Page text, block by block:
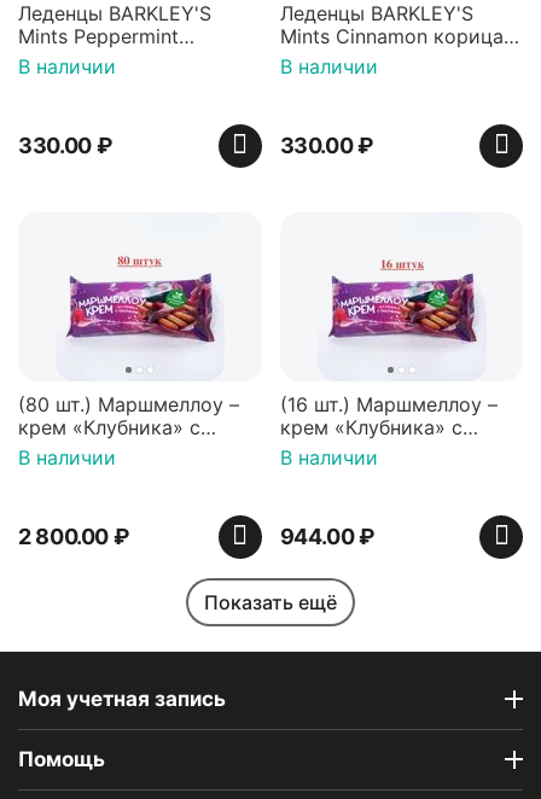
Леденцы BARKLEY'S
Mints Peppermint
перечная мята 50г,
Нидерланды
В наличии
330.00₽
Леденцы BARKLEY'S
Mints Cinnamon корица
50г, Нидерланды
В наличии
330.00₽
(80 шт.) Маршмеллоу –
крем «Клубника» с
палочками (ТМ
«Зефирный Лео»)
В наличии
2 800.00₽
(16 шт.) Маршмеллоу –
крем «Клубника» с
палочками (ТМ
«Зефирный Лео»)
В наличии
944.00₽
Индийская сладость
Показать ещё
Моя учетная запись
Помощь